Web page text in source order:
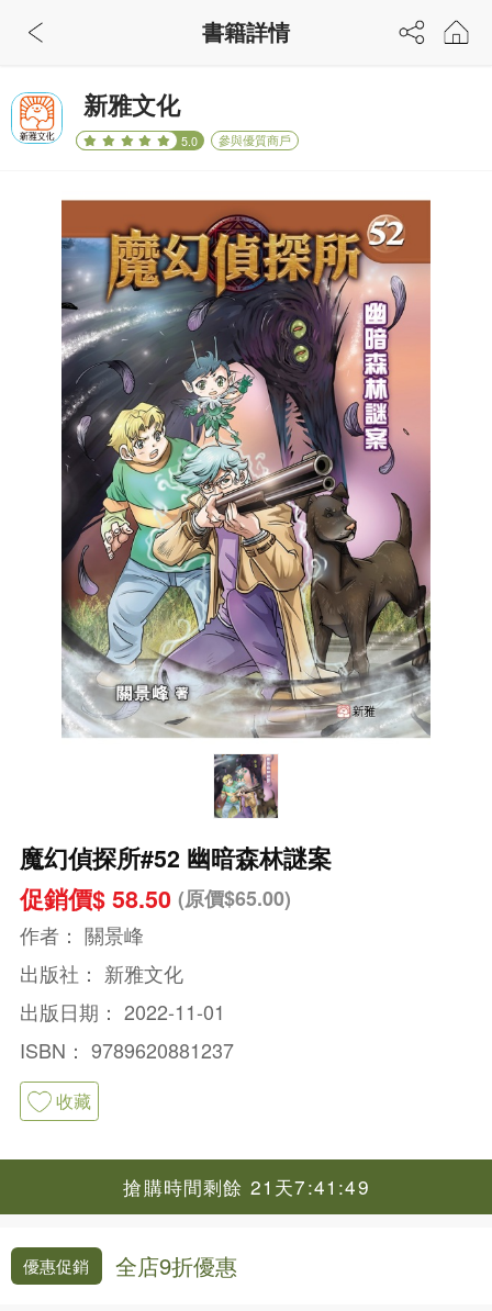
新雅文化
5.0 參與優質商戶
魔幻偵探所#52 幽暗森林謎案
促銷價$ 58.50 (原價$65.00)
作者： 關景峰
出版社： 新雅文化
出版日期： 2022-11-01
ISBN： 9789620881237
收藏
搶購時間剩餘 21天7:41:49
優惠促銷 全店9折優惠
書籍詳情